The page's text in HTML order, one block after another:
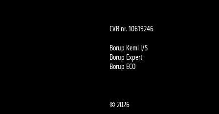
CVR nr. 10619246
Borup Kemi I/S
Borup Expert
Borup ECO
©2026